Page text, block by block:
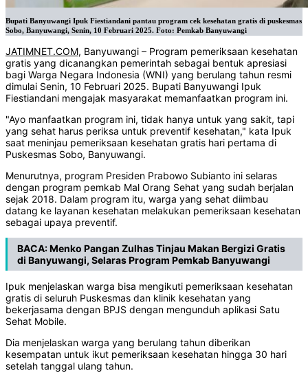
Bupati Banyuwangi Ipuk Fiestiandani pantau program cek kesehatan gratis di puskesmas
Sobo, Banyuwangi, Senin, 10 Februari 2025. Foto: Pemkab Banyuwangi
JATIMNET.COM, Banyuwangi – Program pemeriksaan kesehatan
gratis yang dicanangkan pemerintah sebagai bentuk apresiasi
bagi Warga Negara Indonesia (WNI) yang berulang tahun resmi
dimulai Senin, 10 Februari 2025. Bupati Banyuwangi Ipuk
Fiestiandani mengajak masyarakat memanfaatkan program ini.
"Ayo manfaatkan program ini, tidak hanya untuk yang sakit, tapi
yang sehat harus periksa untuk preventif kesehatan," kata Ipuk
saat meninjau pemeriksaan kesehatan gratis hari pertama di
Puskesmas Sobo, Banyuwangi.
Menurutnya, program Presiden Prabowo Subianto ini selaras
dengan program pemkab Mal Orang Sehat yang sudah berjalan
sejak 2018. Dalam program itu, warga yang sehat diimbau
datang ke layanan kesehatan melakukan pemeriksaan kesehatan
sebagai upaya preventif.
BACA:Menko Pangan Zulhas Tinjau Makan Bergizi Gratis
di Banyuwangi, Selaras Program Pemkab Banyuwangi
Ipuk menjelaskan warga bisa mengikuti pemeriksaan kesehatan
gratis di seluruh Puskesmas dan klinik kesehatan yang
bekerjasama dengan BPJS dengan mengunduh aplikasi Satu
Sehat Mobile.
Dia menjelaskan warga yang berulang tahun diberikan
kesempatan untuk ikut pemeriksaan kesehatan hingga 30 hari
setelah tanggal ulang tahun.